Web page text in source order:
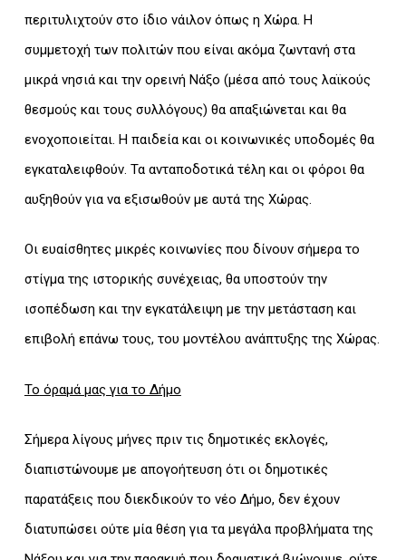
περιτυλιχτούν στο ίδιο νάιλον όπως η Χώρα. Η
συμμετοχή των πολιτών που είναι ακόμα ζωντανή στα
μικρά νησιά και την ορεινή Νάξο (μέσα από τους λαϊκούς
θεσμούς και τους συλλόγους) θα απαξιώνεται και θα
ενοχοποιείται. Η παιδεία και οι κοινωνικές υποδομές θα
εγκαταλειφθούν. Τα ανταποδοτικά τέλη και οι φόροι θα
αυξηθούν για να εξισωθούν με αυτά της Χώρας.
Οι ευαίσθητες μικρές κοινωνίες που δίνουν σήμερα το
στίγμα της ιστορικής συνέχειας, θα υποστούν την
ισοπέδωση και την εγκατάλειψη με την μετάσταση και
επιβολή επάνω τους, του μοντέλου ανάπτυξης της Χώρας.
To όραμά μας για το Δήμο
Σήμερα λίγους μήνες πριν τις δημοτικές εκλογές,
διαπιστώνουμε με απογοήτευση ότι οι δημοτικές
παρατάξεις που διεκδικούν το νέο Δήμο, δεν έχουν
διατυπώσει ούτε μία θέση για τα μεγάλα προβλήματα της